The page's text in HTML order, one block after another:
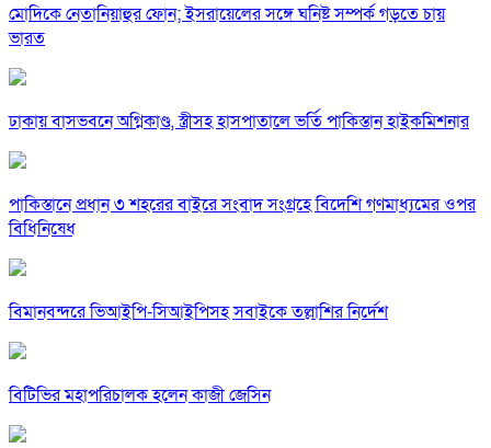
মোদিকে নেতানিয়াহুর ফোন; ইসরায়েলের সঙ্গে ঘনিষ্ট সম্পর্ক গড়তে চায়
ভারত
ঢাকায় বাসভবনে অগ্নিকাণ্ড, স্ত্রীসহ হাসপাতালে ভর্তি পাকিস্তান হাইকমিশনার
পাকিস্তানে প্রধান ৩ শহরের বাইরে সংবাদ সংগ্রহে বিদেশি গণমাধ্যমের ওপর
বিধিনিষেধ
বিমানবন্দরে ভিআইপি-সিআইপিসহ সবাইকে তল্লাশির নির্দেশ
বিটিভির মহাপরিচালক হলেন কাজী জেসিন